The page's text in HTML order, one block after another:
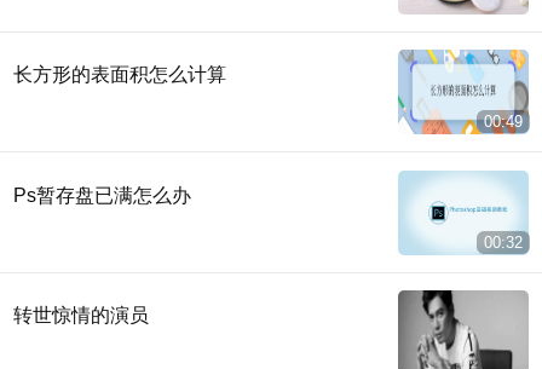
长方形的表面积怎么计算
00:49
Ps暂存盘已满怎么办
00:32
转世惊情的演员